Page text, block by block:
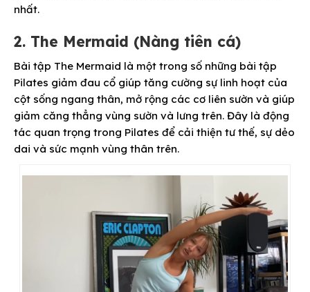
nhất.
2. The Mermaid (Nàng tiên cá)
Bài tập The Mermaid là một trong số những bài tập
Pilates giảm đau cổ giúp tăng cường sự linh hoạt của
cột sống ngang thân, mở rộng các cơ liên sườn và giúp
giảm căng thẳng vùng sườn và lưng trên. Đây là động
tác quan trọng trong Pilates để cải thiện tư thế, sự dẻo
dai và sức mạnh vùng thân trên.